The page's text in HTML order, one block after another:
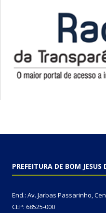
PREFEITURA DE BOM
End.: Av. Jarbas Passarinho,
CEP: 68525-000